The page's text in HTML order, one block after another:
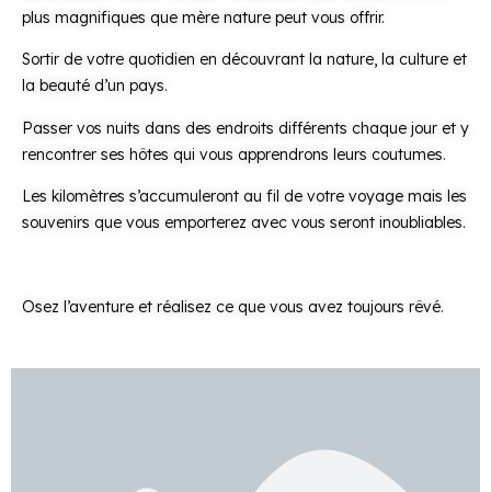
plus magnifiques que mère nature peut vous offrir.
Sortir de votre quotidien en découvrant la nature, la culture et
la beauté d’un pays.
Passer vos nuits dans des endroits différents chaque jour et y
rencontrer ses hôtes qui vous apprendrons leurs coutumes.
Les kilomètres s’accumuleront au fil de votre voyage mais les
souvenirs que vous emporterez avec vous seront inoubliables.
Osez l’aventure et réalisez ce que vous avez toujours rêvé.